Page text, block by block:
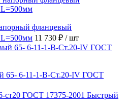
фланцевый
L=500мм 11 730 ₽ / шт
65- 6-11-1-B-Ст.20-IV ГОСТ
Быстрый